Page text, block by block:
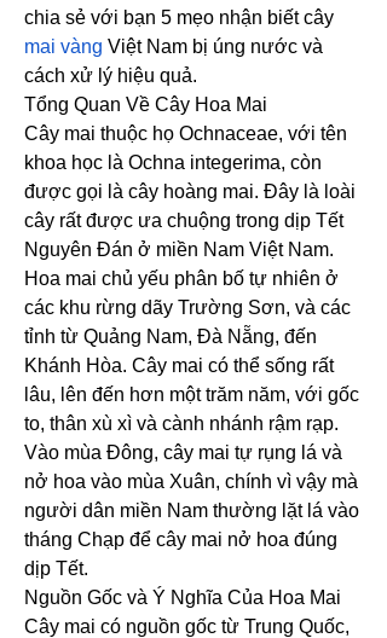
mai vàng Việt Nam bị úng nước và
cách xử lý hiệu quả.
Tổng Quan Về Cây Hoa Mai
Cây mai thuộc họ Ochnaceae, với tên
khoa học là Ochna integerima, còn
được gọi là cây hoàng mai. Đây là loài
cây rất được ưa chuộng trong dịp Tết
Nguyên Đán ở miền Nam Việt Nam.
Hoa mai chủ yếu phân bố tự nhiên ở
các khu rừng dãy Trường Sơn, và các
tỉnh từ Quảng Nam, Đà Nẵng, đến
Khánh Hòa. Cây mai có thể sống rất
lâu, lên đến hơn một trăm năm, với gốc
to, thân xù xì và cành nhánh rậm rạp.
Vào mùa Đông, cây mai tự rụng lá và
nở hoa vào mùa Xuân, chính vì vậy mà
người dân miền Nam thường lặt lá vào
tháng Chạp để cây mai nở hoa đúng
dịp Tết.
Nguồn Gốc và Ý Nghĩa Của Hoa Mai
Cây mai có nguồn gốc từ Trung Quốc,